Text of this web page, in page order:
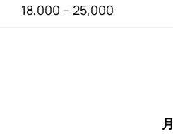
18,000 – 25,000